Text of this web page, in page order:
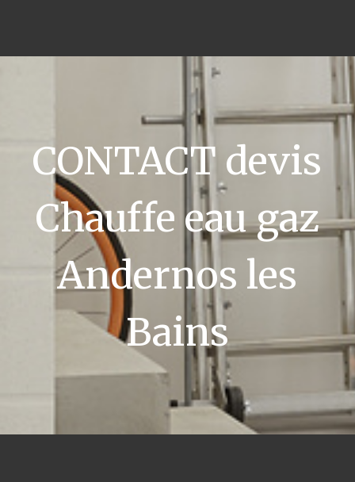
CONTACT devis
Chauffe eau gaz
Andernos les
Bains